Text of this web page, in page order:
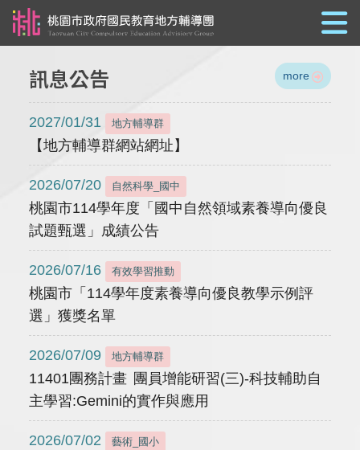
訊息公告 more
2027/01/31 地方輔導群
【地方輔導群網站網址】
2026/07/20 自然科學_國中
桃園市114學年度「國中自然領域素養導向優良
試題甄選」成績公告
2026/07/16 有效學習推動
桃園市「114學年度素養導向優良教學示例評
選」獲獎名單
2026/07/09 地方輔導群
11401團務計畫 團員增能研習(三)-科技輔助自
主學習:Gemini的實作與應用
2026/07/02 藝術_國小